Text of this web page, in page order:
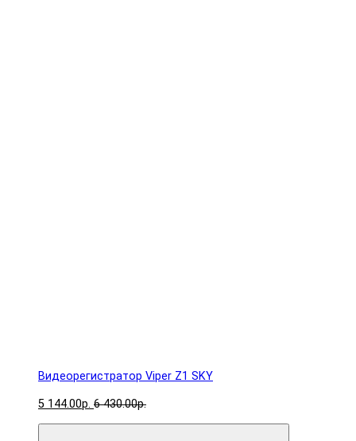
Видеорегистратор Viper Z1 SKY
5 144.00р. 6 430.00р.